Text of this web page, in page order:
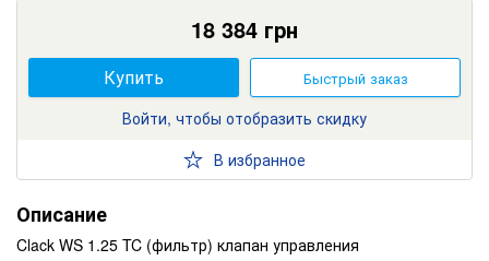
18 384 грн
Купить Быстрый заказ
Войти, чтобы отобразить скидку
В избранное
Описание
Clack WS 1.25 TC (фильтр) клапан управления